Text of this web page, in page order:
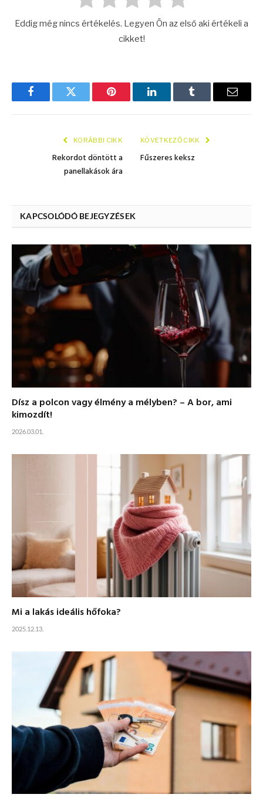
Eddig még nincs értékelés. Legyen Ön az első aki értékeli a
cikket!
FacebookTwitter Pinterest LinkedInTumblr
E.-
KORÁBBI CIKK
Rekordot döntött a
panellakások ára
KÖVETKEZŐ CIKK
Fűszeres keksz
KAPCSOLÓDÓ BEJEGYZÉSEK
Dísz a polcon vagy élmény a mélyben? – A bor, ami
kimozdít!
2026.03.01.
Mi a lakás ideális hőfoka?
2025.12.13.